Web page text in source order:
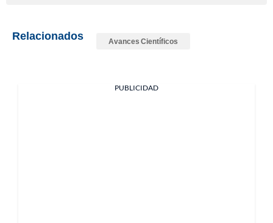
Relacionados Avances Científicos
PUBLICIDAD